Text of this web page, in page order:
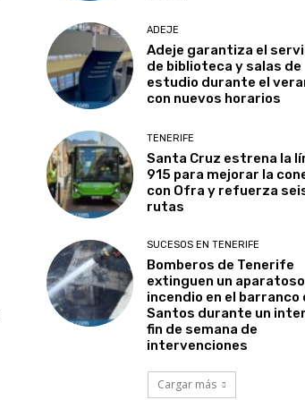
ADEJE
Adeje garantiza el
de biblioteca y salas de
estudio durante el
con nuevos horarios
TENERIFE
Santa Cruz estrena la
915 para mejorar la
con Ofra y refuerza
rutas
SUCESOS EN TENERIFE
Bomberos de Tenerife
extinguen un aparatoso
incendio en el barranco
Santos durante un
fin de semana de
intervenciones
Cargar más